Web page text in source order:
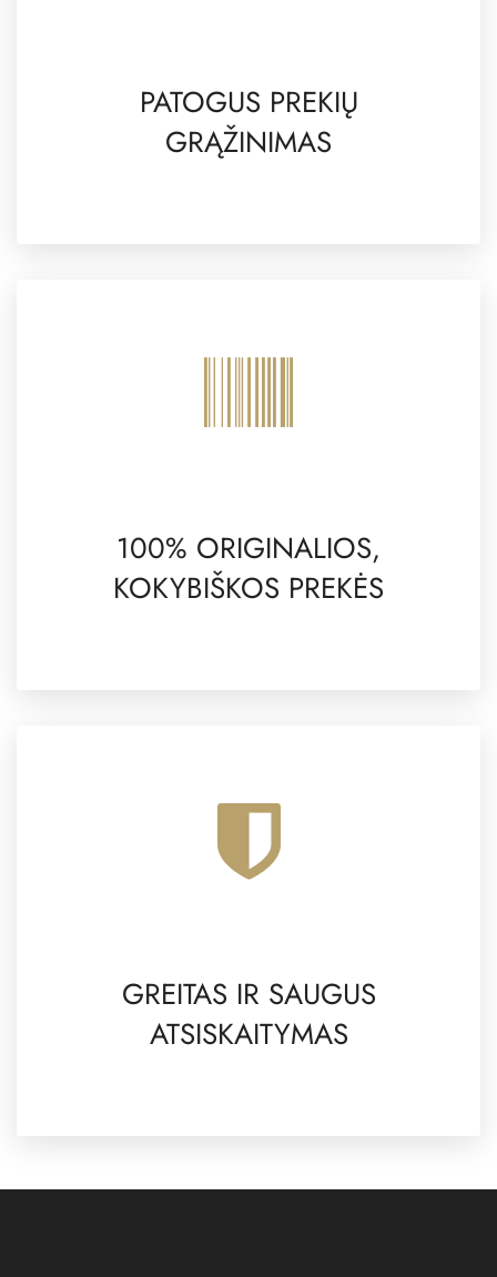
PATOGUS PREKIŲ
GRĄŽINIMAS
100% ORIGINALIOS,
KOKYBIŠKOS PREKĖS
GREITAS IR SAUGUS
ATSISKAITYMAS